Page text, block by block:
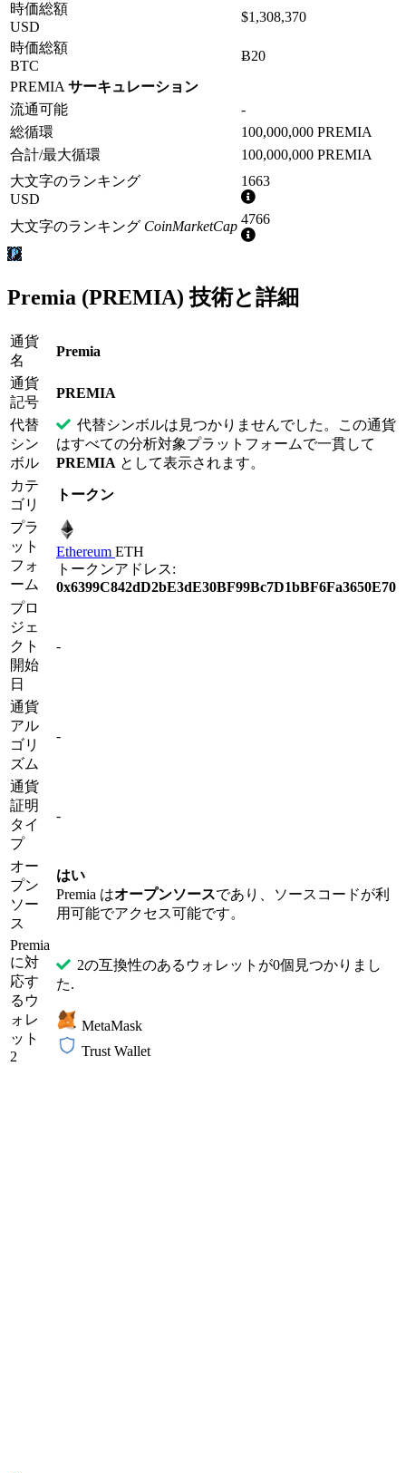
時価総額
USD
$1,308,370
時価総額
BTC
Ƀ20
PREMIA サーキュレーション
流通可能
-
総循環
100,000,000 PREMIA
合計/最大循環
100,000,000 PREMIA
大文字のランキング
USD
1663
詳
細
情
大文字のランキング CoinMarketCap 4766
詳
報
Premia (PREMIA) 技術と詳細
通貨
名
Premia
通貨
記号
PREMIA
代替
シン
ボル
代替シンボルは見つかりませんでした。この通貨
はすべての分析対象プラットフォームで一貫して
PREMIA として表示されます。
カテ
ゴリ
トークン
プラ
ット
フォ
ーム
Ethereum ETH
トークンアドレス:
0x6399C842dD2bE3dE30BF99Bc7D1bBF6Fa3650E70
プロ
ジェ
クト
開始
日
-
通貨
アル
ゴリ
ズム
-
通貨
証明
タイ
プ
-
オー
プン
ソー
ス
はい
Premia はオープンソースであり、ソースコードが利
用可能でアクセス可能です。
Premia
に対
応す
るウ
ォレ
ット
2
2の互換性のあるウォレットが0個見つかりまし
た.
MetaMask
Trust Wallet